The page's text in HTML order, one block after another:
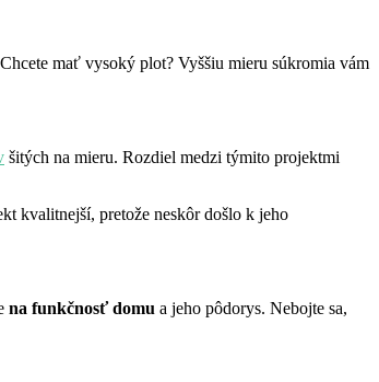
mať vysoký plot? Vyššiu mieru súkromia vám
šitých na mieru. Rozdiel medzi týmito projektmi
kvalitnejší, pretože neskôr došlo k jeho
na funkčnosť domu a jeho pôdorys. Nebojte sa,